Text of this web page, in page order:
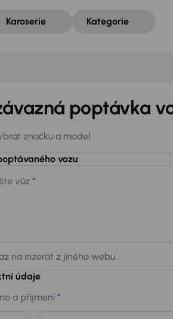
Karoserie Kategorie
poptávka
značku a model
vozu
vůz *
na inzerát z jiného webu
údaje
a příjmení *